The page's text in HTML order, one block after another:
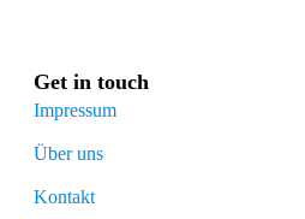
Get in touch
Impressum
Über uns
Kontakt